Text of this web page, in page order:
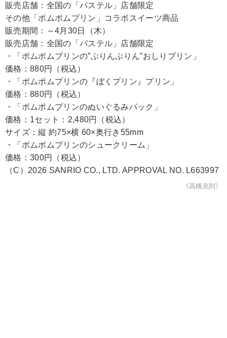
販売店舗：全国の「パステル」店舗限定
その他「ポムポムプリン」コラボスイーツ商品
販売期間：～4月30日（木）
販売店舗：全国の「パステル」店舗限定
・「ポムポムプリンの”ぷりんぷりん”おしりプリン」
価格：880円（税込）
・「ポムポムプリンの『ぼくプリン』プリン」
価格：880円（税込）
・「ポムポムプリンのぬいぐるみパック」
価格：1セット：2,480円（税込）
サイズ：縦 約75×横 60×奥行き55mm
・「ポムポムプリンのシュークリーム」
価格：300円（税込）
（C）2026 SANRIO CO., LTD. APPROVAL NO. L663997
《高橋克則》